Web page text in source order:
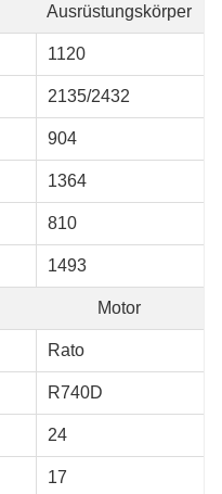
Ausrüstungskörper
1120
2135/2432
904
1364
810
1493
Motor
Rato
R740D
24
17